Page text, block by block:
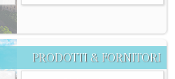
PRODOTTI & FORNITORI